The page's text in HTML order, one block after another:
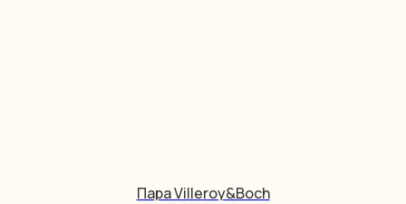
Пара Villeroy&Boch